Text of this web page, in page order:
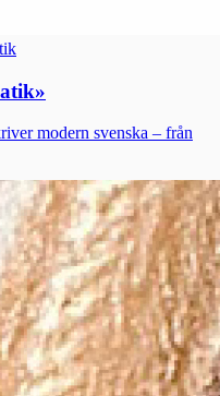
»
modern svenska – från